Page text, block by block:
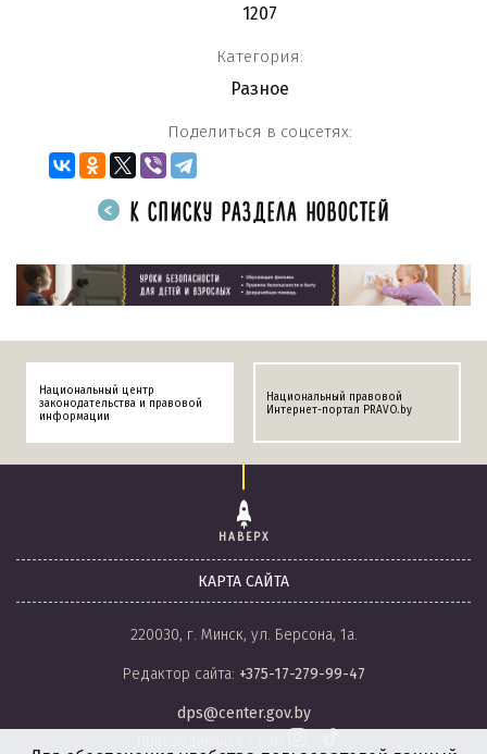
1207
Категория:
Разное
Поделиться в соцсетях:
К СПИСКУ РАЗДЕЛА НОВОСТЕЙ
Национальный центр
законодательства и правовой
информации
Национальный правовой
Интернет-портал PRAVO.by
НАВЕРХ
КАРТА САЙТА
220030, г. Минск, ул. Берсона, 1а.
Редактор сайта: +375-17-279-99-47
dps@center.gov.by